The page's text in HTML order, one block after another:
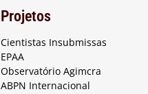
Projetos
Cientistas Insubmissas
EPAA
Observatório Agimcra
ABPN Internacional